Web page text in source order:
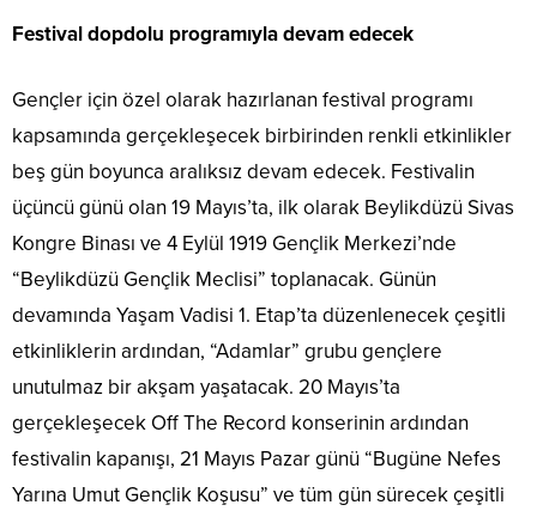
Festival dopdolu programıyla devam edecek
Gençler için özel olarak hazırlanan festival programı
kapsamında gerçekleşecek birbirinden renkli etkinlikler
beş gün boyunca aralıksız devam edecek. Festivalin
üçüncü günü olan 19 Mayıs’ta, ilk olarak Beylikdüzü Sivas
Kongre Binası ve 4 Eylül 1919 Gençlik Merkezi’nde
“Beylikdüzü Gençlik Meclisi” toplanacak. Günün
devamında Yaşam Vadisi 1. Etap’ta düzenlenecek çeşitli
etkinliklerin ardından, “Adamlar” grubu gençlere
unutulmaz bir akşam yaşatacak. 20 Mayıs’ta
gerçekleşecek Off The Record konserinin ardından
festivalin kapanışı, 21 Mayıs Pazar günü “Bugüne Nefes
Yarına Umut Gençlik Koşusu” ve tüm gün sürecek çeşitli